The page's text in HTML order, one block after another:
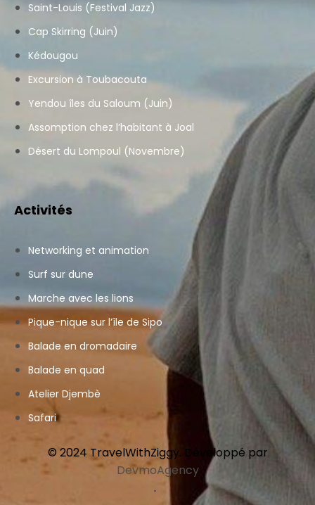
Saint-Louis (Festival Jazz)
Cap Skirring (Juin)
Kédougou
Excursion à Toubacouta
Yendou îles du Saloum (Juin)
Assomption chez l’habitant à Joal
Désert du Lompoul (Novembre)
Activités
Networking et animation
Surf sur dune
Marche avec les lions
Pique-nique sur l’île de Sipo
Balade en dromadaire
Balade en quad
Atelier Djembè
Safari
© 2024 TravelWithZiggy. Développé par
DevmoAgency
.